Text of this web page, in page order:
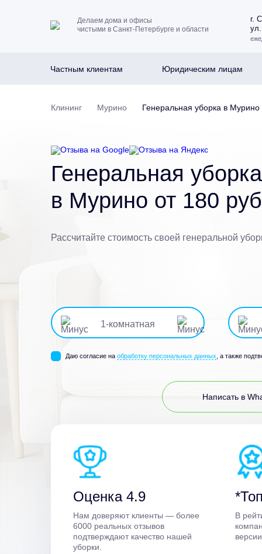
Делаем дома и офисы
чистыми в Санкт-Петербурге и области
г.
Частным клиентам Юридическим лицам
Клининг Мурино Генеральная уборка в Мурино
Генеральная уборка
в Мурино от 180
Рассчитайте стоимость своей генеральной
1-комнатная
Даю согласие на обработку персональных данных , а также
Написать в
Оценка 4.9
Нам доверяют клиенты — более
6000 реальных отзывов
подтверждают качество нашей
уборки.
В
версии